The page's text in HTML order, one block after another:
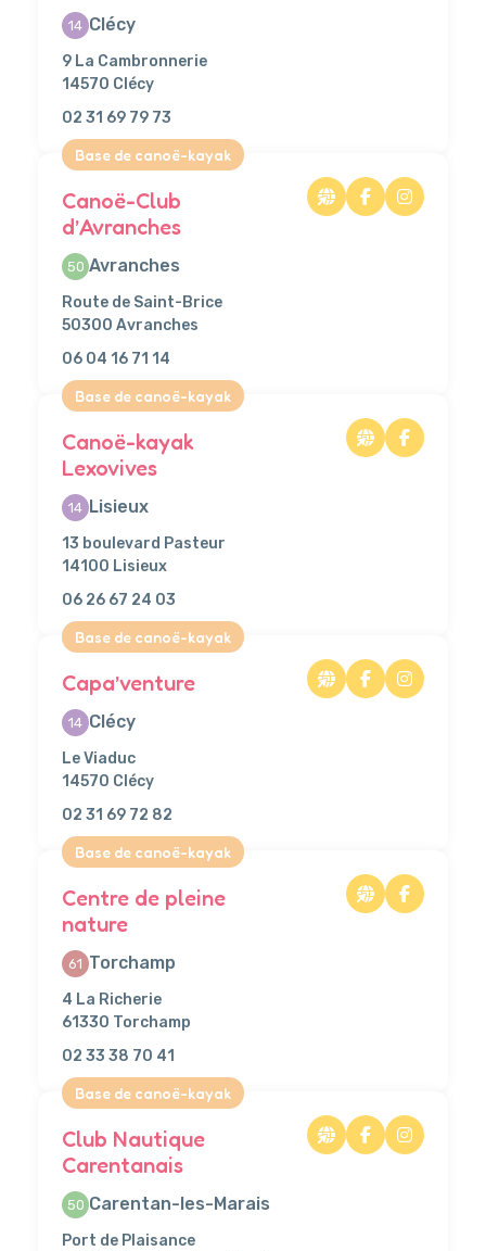
14 Clécy
9 La Cambronnerie
14570 Clécy
02 31 69 79 73
Base de canoë-kayak
Canoë-Club
d’Avranches
50 Avranches
Route de Saint-Brice
50300 Avranches
06 04 16 71 14
Base de canoë-kayak
Canoë-kayak
Lexovives
14 Lisieux
13 boulevard Pasteur
14100 Lisieux
06 26 67 24 03
Base de canoë-kayak
Capa’venture
14 Clécy
Le Viaduc
14570 Clécy
02 31 69 72 82
Base de canoë-kayak
Centre de pleine
nature
61 Torchamp
4 La Richerie
61330 Torchamp
02 33 38 70 41
Base de canoë-kayak
Club Nautique
Carentanais
50 Carentan-les-Marais
Port de Plaisance